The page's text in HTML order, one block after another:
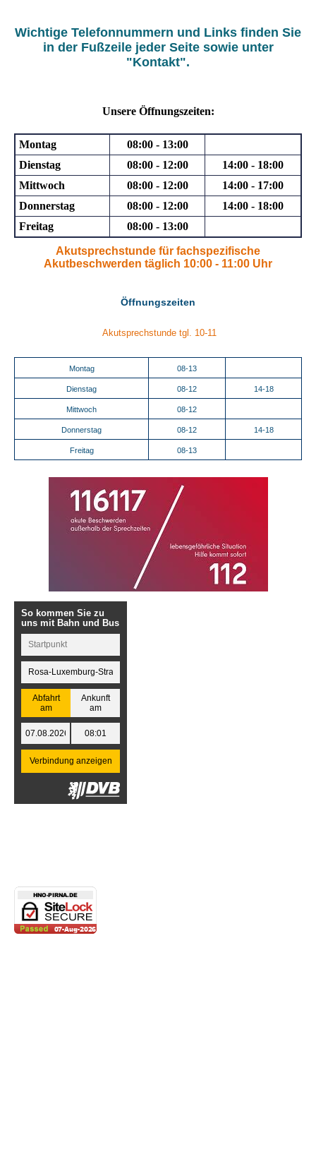
Wichtige Telefonnummern und Links finden Sie
in der Fußzeile jeder Seite sowie unter
"Kontakt".
Unsere Öffnungszeiten:
Montag
08:00 - 13:00
Dienstag
08:00 - 12:00
14:00 - 18:00
Mittwoch
08:00 - 12:00
14:00 - 17:00
Donnerstag
08:00 - 12:00
14:00 - 18:00
Freitag
08:00 - 13:00
Akutsprechstunde für fachspezifische
Akutbeschwerden täglich 10:00 - 11:00 Uhr
Öffnungszeiten
Akutsprechstunde tgl. 10-11
Montag 08-13
Dienstag 08-12 14-18
Mittwoch 08-12
Donnerstag 08-12 14-18
Freitag 08-13